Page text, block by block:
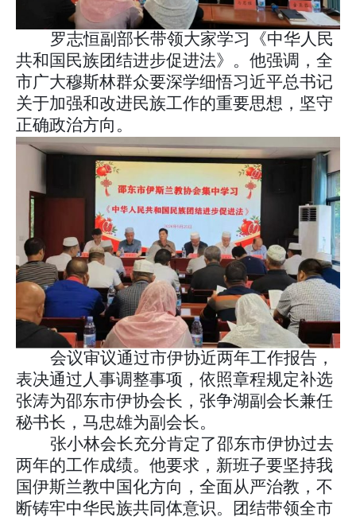
罗志恒副部长带领大家学习《中华人民
共和国民族团结进步促进法》。他强调，全
市广大穆斯林群众要深学细悟习近平总书记
关于加强和改进民族工作的重要思想，坚守
正确政治方向。
会议审议通过市伊协近两年工作报告，
表决通过人事调整事项，依照章程规定补选
张涛为邵东市伊协会长，张争湖副会长兼任
秘书长，马忠雄为副会长。
张小林会长充分肯定了邵东市伊协过去
两年的工作成绩。他要求，新班子要坚持我
国伊斯兰教中国化方向，全面从严治教，不
断铸牢中华民族共同体意识。团结带领全市